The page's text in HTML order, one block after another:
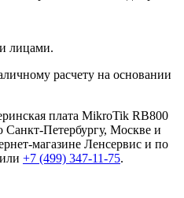
лицами.
расчету на основании
плата MikroTik RB800
Санкт-Петербургу, Москве и
магазине Ленсервис и по
или +7 (499) 347-11-75.